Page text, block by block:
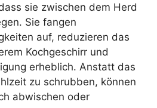
sie zwischen dem Herd
Sie fangen
auf, reduzieren das
Kochgeschirr und
erheblich. Anstatt das
zu schrubben, können
abwischen oder